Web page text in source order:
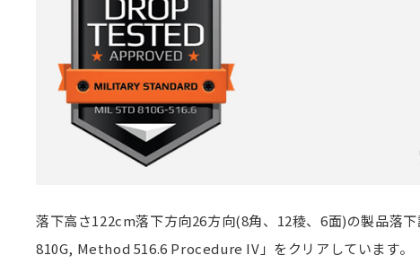
落下高さ122cm落下方向26方向(8角、12稜、6面)の製品落
810G, Method 516.6 Procedure IV」をクリアしています。